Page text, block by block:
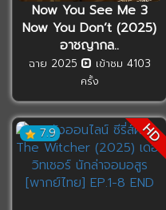
Now You See Me 3
Now You Don’t (2025)
อาชญากล..
ฉาย 2025
เข้าชม 4103
ครั้ง
7.9 HD